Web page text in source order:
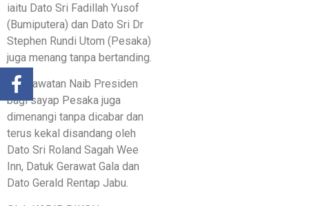
iaitu Dato Sri Fadillah Yusof
(Bumiputera) dan Dato Sri Dr
Stephen Rundi Utom (Pesaka)
juga menang tanpa bertanding.
Tiga jawatan Naib Presiden
bagi sayap Pesaka juga
dimenangi tanpa dicabar dan
terus kekal disandang oleh
Dato Sri Roland Sagah Wee
Inn, Datuk Gerawat Gala dan
Dato Gerald Rentap Jabu.